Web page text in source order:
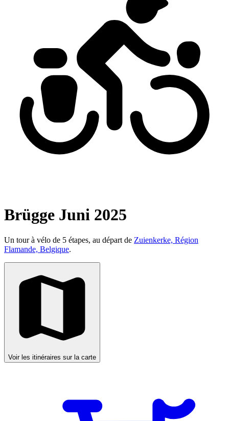
Brügge Juni 2025
Un tour à vélo de 5 étapes, au départ de Zuienkerke, Région
Flamande, Belgique.
Voir les itinéraires sur la carte